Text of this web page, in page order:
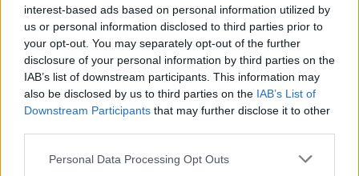
interest-based ads based on personal information utilized by
us or personal information disclosed to third parties prior to
your opt-out. You may separately opt-out of the further
disclosure of your personal information by third parties on the
IAB’s list of downstream participants. This information may
also be disclosed by us to third parties on the IAB’s List of
Downstream Participants that may further disclose it to other
Please note that this website/app uses one or more Google
Personal Data Processing Opt Outs